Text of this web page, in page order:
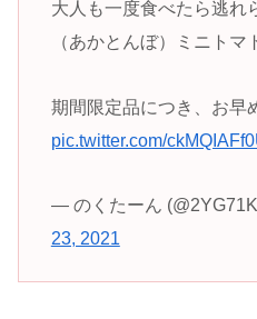
大人も一度食べたら逃れ
（あかとんぼ）ミニトマ
期間限定品につき、お早
pic.twitter.com/
— のくたーん
23, 2021